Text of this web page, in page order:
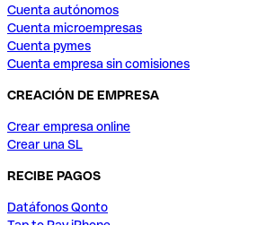
Cuenta autónomos
Cuenta microempresas
Cuenta pymes
Cuenta empresa sin comisiones
CREACIÓN DE EMPRESA
Crear empresa online
Crear una SL
RECIBE PAGOS
Datáfonos Qonto